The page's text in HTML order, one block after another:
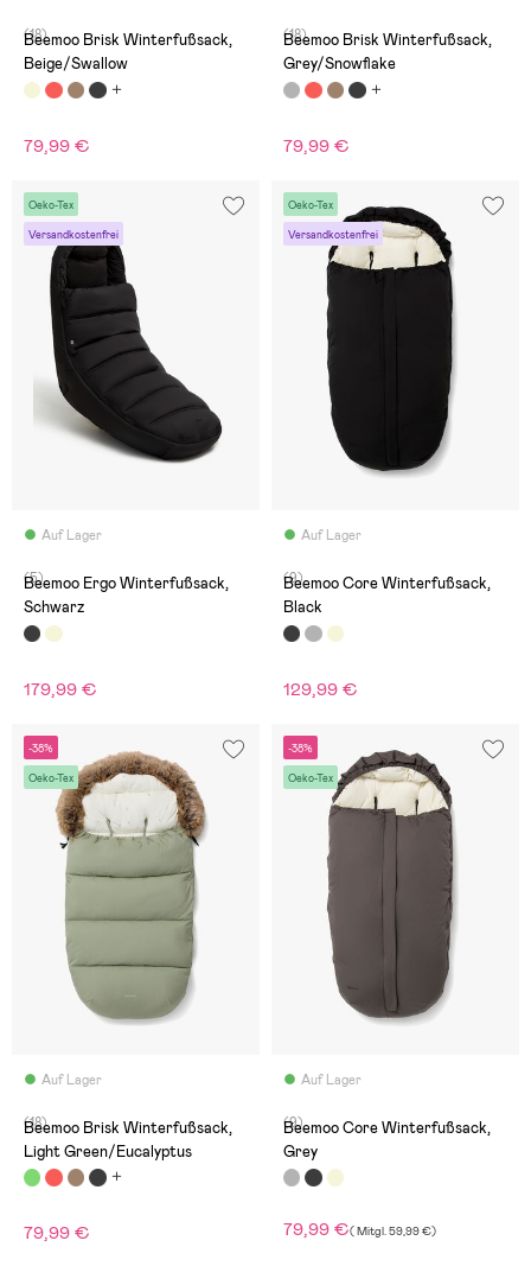
(18)
Beemoo Brisk Winterfußsack,
Beige/Swallow
79,99 €
(18)
Beemoo Brisk Winterfußsack,
Grey/Snowflake
79,99 €
Oeko-Tex
Versandkostenfrei
Auf Lager
(5)
Beemoo Ergo Winterfußsack,
Schwarz
179,99 €
Oeko-Tex
Versandkostenfrei
Auf Lager
(9)
Beemoo Core Winterfußsack,
Black
129,99 €
-38%
Oeko-Tex
Auf Lager
(18)
Beemoo Brisk Winterfußsack,
Light Green/Eucalyptus
79,99 €
-38%
Oeko-Tex
Auf Lager
(9)
Beemoo Core Winterfußsack,
Grey
79,99 €(Mitgl.59,99 €)